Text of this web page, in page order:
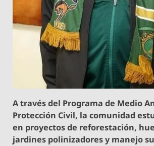
A través del Programa de Medio
Protección Civil, la comunidad
en proyectos de reforestación,
jardines polinizadores y manejo